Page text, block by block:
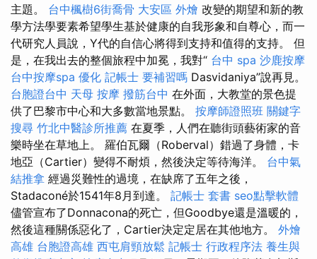
主題。 台中楓樹6街喬骨 大安區 外燴 改變的期望和新的教
學方法學要素希望學生基於健康的自我形象和自尊心，而一
代研究人員說，Y代的自信心將得到支持和值得的支持。 但
是，在我出去的整個旅程中加冕，我對“ 台中 spa 沙鹿按摩
台中按摩spa 優化 記帳士 要補習嗎 Dasvidaniya”說再見。
台胞證台中 天母 按摩 撥筋台中 在外面，大教堂的景色提
供了巴黎市中心和大多數當地景點。 按摩師證照班 關鍵字
搜尋 竹北中醫診所推薦 在夏季，人們在聽街頭藝術家的音
樂時坐在草地上。 羅伯瓦爾（Roberval）錯過了身體，卡
地亞（Cartier）變得不耐煩，然後決定等待海洋。 台中氣
結推拿 經過災難性的過境，在缺席了五年之後，
Stadaconé於1541年8月到達。 記帳士 套書 seo點擊軟體
儘管宣布了Donnacona的死亡，但Goodbye還是溫暖的，
然後這種關係惡化了，Cartier決定定居在其他地方。 外燴
高雄 台胞證高雄 西屯肩頸放鬆 記帳士 行政程序法 養生與